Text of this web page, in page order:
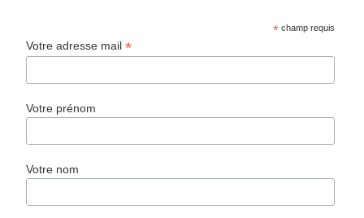
* champ requis
Votre adresse mail*
Votre prénom
Votre nom